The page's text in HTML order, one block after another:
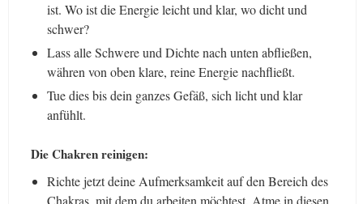
ist. Wo ist die Energie leicht und klar, wo dicht und
schwer?
Lass alle Schwere und Dichte nach unten abfließen,
währen von oben klare, reine Energie nachfließt.
Tue dies bis dein ganzes Gefäß, sich licht und klar
anfühlt.
Die Chakren reinigen:
Richte jetzt deine Aufmerksamkeit auf den Bereich des